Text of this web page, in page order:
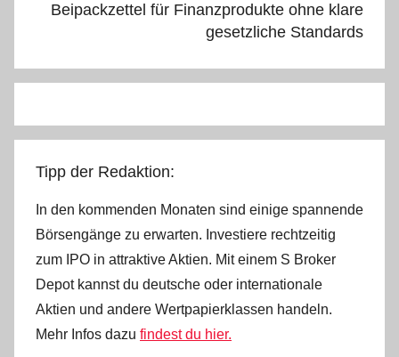
Beipackzettel für Finanzprodukte ohne klare
gesetzliche Standards
Tipp der Redaktion:
In den kommenden Monaten sind einige spannende
Börsengänge zu erwarten. Investiere rechtzeitig
zum IPO in attraktive Aktien. Mit einem S Broker
Depot kannst du deutsche oder internationale
Aktien und andere Wertpapierklassen handeln.
Mehr Infos dazu findest du hier.